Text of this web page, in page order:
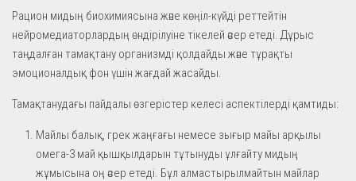
Рацион мидың биохимиясына және көңіл-күйді реттейтін
нейромедиаторлардың өндірілуіне тікелей әсер етеді. Дұрыс
таңдалған тамақтану организмді қолдайды және тұрақты
эмоционалдық фон үшін жағдай жасайды.
Тамақтанудағы пайдалы өзгерістер келесі аспектілерді қамтиды:
Майлы балық, грек жаңғағы немесе зығыр майы арқылы
омега-3 май қышқылдарын тұтынуды ұлғайту мидың
жұмысына оң әсер етеді. Бұл алмастырылмайтын майлар